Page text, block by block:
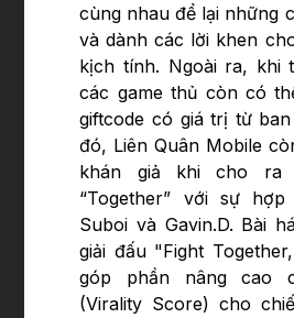
cùng nhau để lại những
và dành các lời khen
kịch tính. Ngoài ra, khi
các game thủ còn có
giftcode có giá trị từ
đó, Liên Quân Mobile
khán giả khi cho ra
“Together” với sự
Suboi và Gavin.D. Bài
giải đấu "Fight
góp phần nâng cao
(Virality Score) cho